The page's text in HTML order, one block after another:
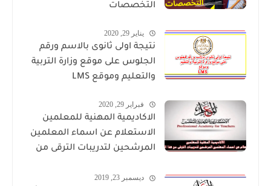
التخصصات
يناير 29, 2020
نتيجة اولى ثانوى بالاسم ورقم
الجلوس على موقع وزارة التربية
والتعليم وموقع LMS
فبراير 29, 2020
الاكاديمية المهنية للمعلمين
الاستعلام عن اسماء المعلمين
المرشحين لتدريبات الترقى من
ديسمبر 23, 2019